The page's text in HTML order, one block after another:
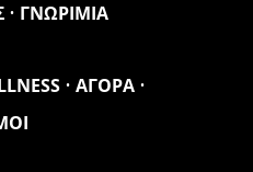
ΓΝΩΡΙΜΙΑ
ΑΓΟΡΑ